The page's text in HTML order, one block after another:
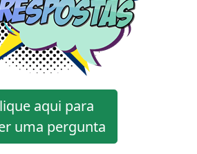
aqui para
uma pergunta